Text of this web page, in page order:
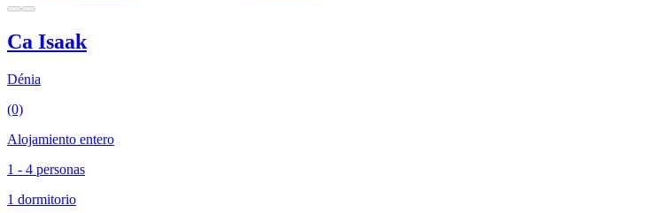
Ca Isaak
Dénia
(0)
Alojamiento entero
1 - 4 personas
1 dormitorio